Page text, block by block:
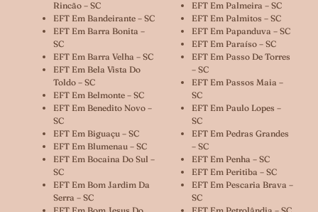
Rincão – SC
EFT Em Bandeirante – SC
EFT Em Barra Bonita –
SC
EFT Em Barra Velha – SC
EFT Em Bela Vista Do
Toldo – SC
EFT Em Belmonte – SC
EFT Em Benedito Novo –
SC
EFT Em Biguaçu – SC
EFT Em Blumenau – SC
EFT Em Bocaina Do Sul –
SC
EFT Em Bom Jardim Da
Serra – SC
EFT Em Palmeira – SC
EFT Em Palmitos – SC
EFT Em Papanduva – SC
EFT Em Paraíso – SC
EFT Em Passo De Torres
– SC
EFT Em Passos Maia –
SC
EFT Em Paulo Lopes –
SC
EFT Em Pedras Grandes
– SC
EFT Em Penha – SC
EFT Em Peritiba – SC
EFT Em Pescaria Brava –
SC